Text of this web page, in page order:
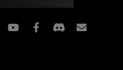
Instagram Facebook